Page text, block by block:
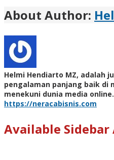
About Author:
Helmi Hendiarto MZ, adalah
pengalaman panjang baik di
menekuni dunia media online.
https://neracabisnis.com
Available Sidebar